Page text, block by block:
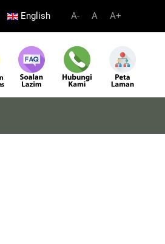
English A- A A+